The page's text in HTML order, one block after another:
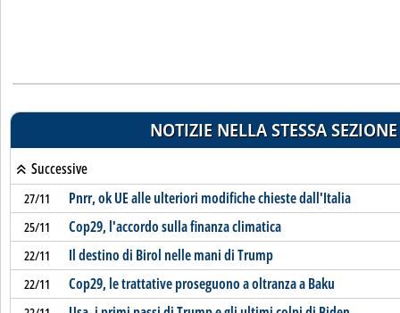
NOTIZIE NELLA STESSA SEZIONE
Successive
27/11 Pnrr, ok UE alle ulteriori modifiche chieste dall'Italia
25/11 Cop29, l'accordo sulla finanza climatica
22/11 Il destino di Birol nelle mani di Trump
22/11 Cop29, le trattative proseguono a oltranza a Baku